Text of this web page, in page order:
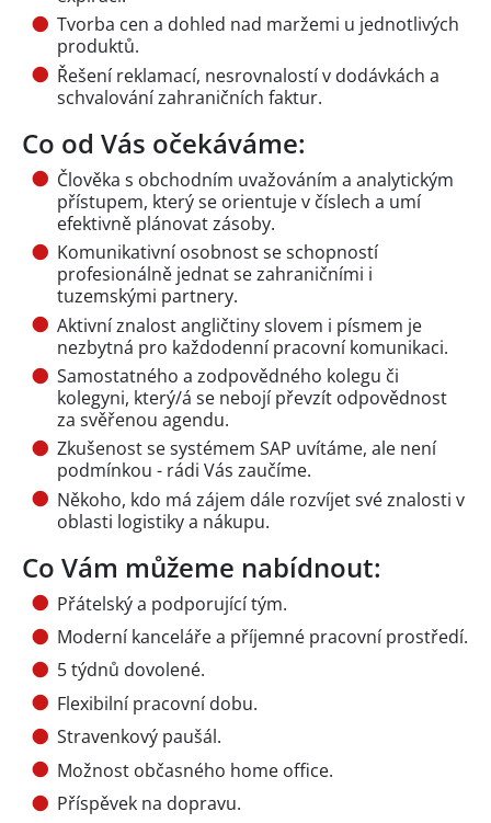
Tvorba cen a dohled nad maržemi u jednotlivých
produktů.
Řešení reklamací, nesrovnalostí v dodávkách a
schvalování zahraničních faktur.
Co od Vás očekáváme:
Člověka s obchodním uvažováním a analytickým
přístupem, který se orientuje v číslech a umí
efektivně plánovat zásoby.
Komunikativní osobnost se schopností
profesionálně jednat se zahraničními i
tuzemskými partnery.
Aktivní znalost angličtiny slovem i písmem je
nezbytná pro každodenní pracovní komunikaci.
Samostatného a zodpovědného kolegu či
kolegyni, který/á se nebojí převzít odpovědnost
za svěřenou agendu.
Zkušenost se systémem SAP uvítáme, ale není
podmínkou - rádi Vás zaučíme.
Někoho, kdo má zájem dále rozvíjet své znalosti v
oblasti logistiky a nákupu.
Co Vám můžeme nabídnout:
Přátelský a podporující tým.
Moderní kanceláře a příjemné pracovní prostředí.
5 týdnů dovolené.
Flexibilní pracovní dobu.
Stravenkový paušál.
Možnost občasného home office.
Příspěvek na dopravu.